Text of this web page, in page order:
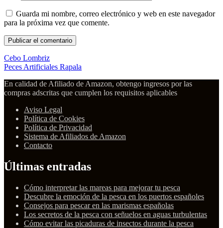
Guarda mi nombre, correo electrónico y web en este navegador
para la próxima vez que comente.
Cebo Lombriz
Peces Artificiales Rapala
En calidad de Afiliado de Amazon, obtengo ingresos por las
compras adscritas que cumplen los requisitos aplicables
Aviso Legal
Política de Cookies
Política de Privacidad
Sistema de Afiliados de Amazon
Contacto
Últimas entradas
Cómo interpretar las mareas para mejorar tu pesca
Descubre la emoción de la pesca en los puertos españoles
Consejos para pescar en las marismas españolas
Los secretos de la pesca con señuelos en aguas turbulentas
Cómo evitar las picaduras de insectos durante la pesca